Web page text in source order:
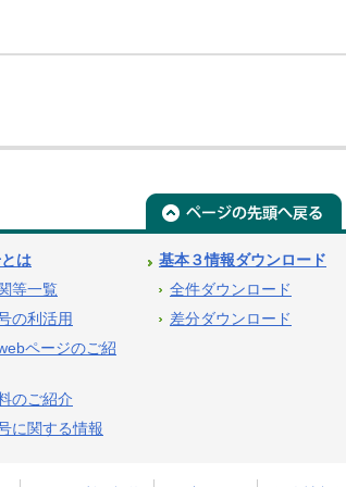
は
等一覧
の利活用
ページのご紹
のご紹介
に関する情報
基本３情報ダウンロード
全件ダウンロード
差分ダウンロード